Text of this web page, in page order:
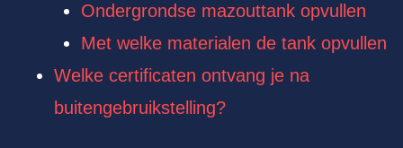
Ondergrondse mazouttank opvullen
Met welke materialen de tank opvullen
Welke certificaten ontvang je na
buitengebruikstelling?